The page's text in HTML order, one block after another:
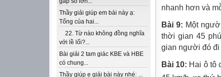
Thầy giải giúp em bài này ạ:
Tổng của hai...
22. Từ nào không đồng nghĩa
với lề lối?...
Bài giải 2 tam giác KBE và HBE
có chung...
Thầy giúp e giải bài này nhé: ...
nhanh hơn và
Bài 9: Một
thời gian 45
gian người đó đi
Bài 10: Hai ô tô